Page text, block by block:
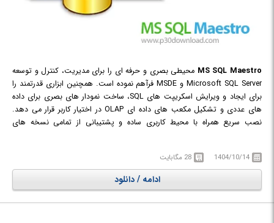
MS SQL Maestro محیطی بصری و حرفه ای را برای مدیریت، کنترل و توسعه
Microsoft SQL Server و MSDE فرآهم نموده است. همچنین ابزاری قدرتمند را
برای ایجاد و ویرایش اسکریپت های SQL، ساخت نمودار های بصری برای داده
های عددی و تشکیل مکعب های داده ای OLAP در اختیار کاربر قرار می دهد.
نصب سریع همراه با محیط کاربری ساده و پشتیبانی از تمامی نسخه های
1404/10/14 28 مگابایت
ادامه / دانلود